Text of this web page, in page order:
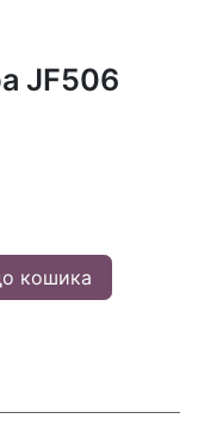
JF506
кошика